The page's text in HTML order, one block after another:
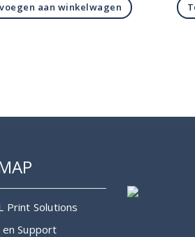
aan winkelwagen
Print Solutions
en Support